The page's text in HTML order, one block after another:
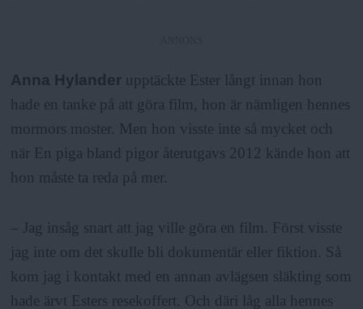
Anna Hylander upptäckte Ester långt innan hon
hade en tanke på att göra film, hon är nämligen hennes
mormors moster. Men hon visste inte så mycket och
när En piga bland pigor återutgavs 2012 kände hon att
hon måste ta reda på mer.
– Jag insåg snart att jag ville göra en film. Först visste
jag inte om det skulle bli dokumentär eller fiktion. Så
kom jag i kontakt med en annan avlägsen släkting som
hade ärvt Esters resekoffert. Och däri låg alla hennes